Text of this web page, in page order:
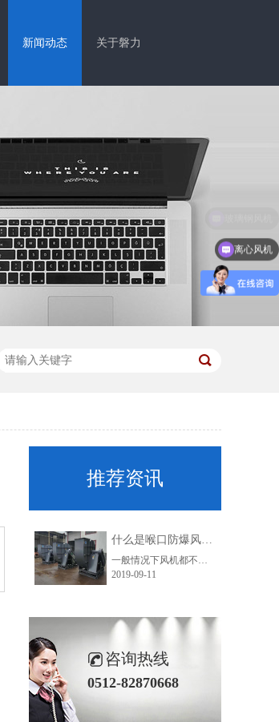
新闻动态 关于磐力
推荐资讯
什么是喉口防爆风机？
一般情况下风机都不是防爆风机的，如有防爆风机要求就必须单独提出。目前接触的风机防爆除在风机接线处做防爆处理外，主要防爆措施是：风机进口也需要防爆，进风圈材质为铜，叶轮材质为铁叶轮或者铝合金叶轮。上述简称为金属防爆风机，又称喉口防爆风机，是金属风机防爆的最简单形式。
2019-09-11
咨询热线
0512-82870668
离心风机